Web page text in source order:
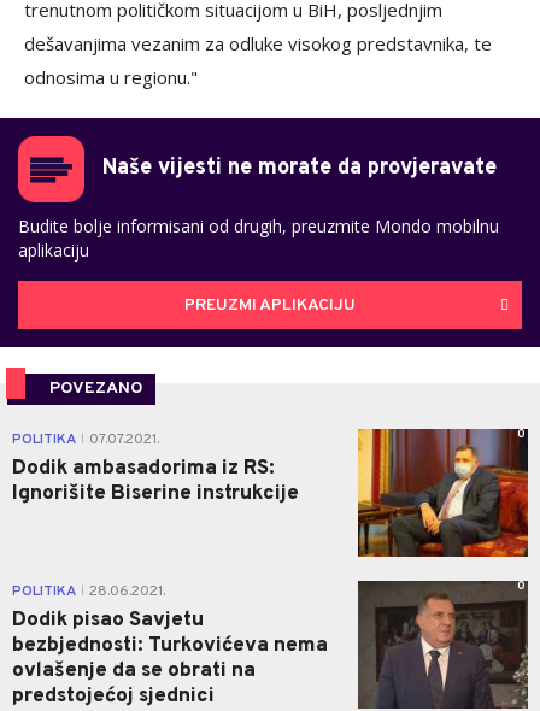
trenutnom političkom situacijom u BiH, posljednjim
dešavanjima vezanim za odluke visokog predstavnika, te
odnosima u regionu."
Naše vijesti ne morate da provjeravate
Budite bolje informisani od drugih, preuzmite Mondo mobilnu
aplikaciju
PREUZMI APLIKACIJU
POVEZANO
POLITIKA 07.07.2021.
Dodik ambasadorima iz RS:
Ignorišite Biserine instrukcije
0
POLITIKA 28.06.2021.
Dodik pisao Savjetu
bezbjednosti: Turkovićeva nema
ovlašenje da se obrati na
predstojećoj sjednici
0